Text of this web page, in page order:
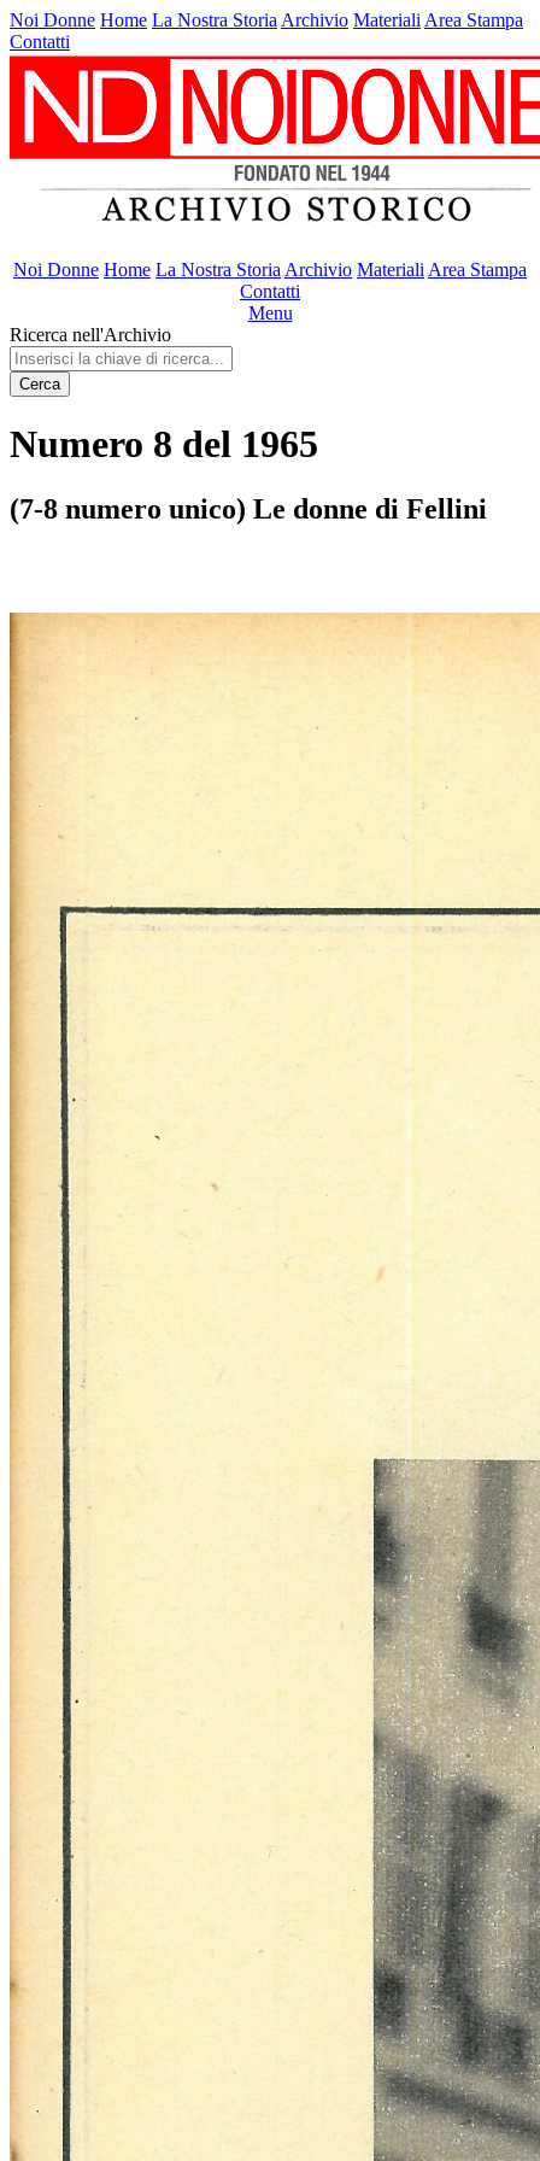
Noi Donne Home La Nostra Storia Archivio Materiali Area Stampa
Contatti
Noi Donne Home La Nostra Storia Archivio Materiali Area Stampa
Contatti
Menu
Ricerca nell'Archivio
Cerca
Numero 8 del 1965
(7-8 numero unico) Le donne di Fellini